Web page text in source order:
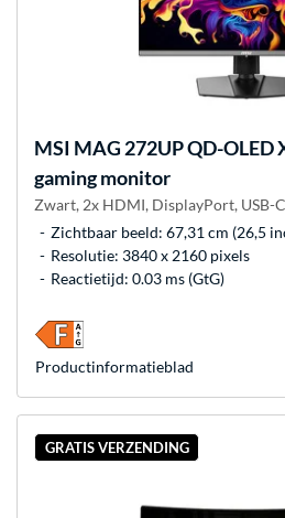
MSI MAG 272UP QD-OLED
gaming monitor
Zwart, 2x HDMI, DisplayPort, USB-
Zichtbaar beeld: 67,31 cm (26,5
Resolutie: 3840 x 2160 pixels
Reactietijd: 0.03 ms (GtG)
Product­informatieblad
GRATIS VERZENDING